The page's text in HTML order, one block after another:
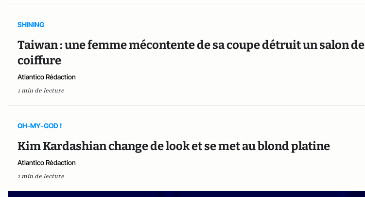
SHINING
Taiwan : une femme mécontente de sa coupe détruit un salon de
coiffure
Atlantico Rédaction
1 min de lecture
OH-MY-GOD !
Kim Kardashian change de look et se met au blond platine
Atlantico Rédaction
1 min de lecture